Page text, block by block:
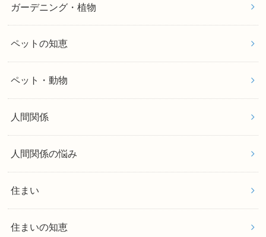
ガーデニング・植物
ペットの知恵
ペット・動物
人間関係
人間関係の悩み
住まい
住まいの知恵